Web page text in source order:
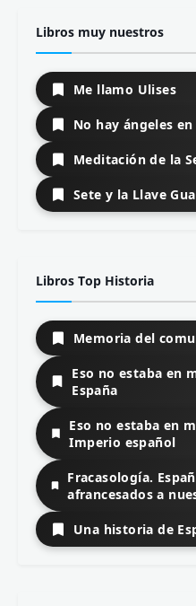
Libros muy nuestros
Me llamo Ulises
No hay ángeles
Meditación de la
Sete y la Llave
Libros Top Historia
Memoria del
Eso no estaba en
España
Eso no estaba en
Imperio español
Fracasología.
afrancesados a
Una historia de